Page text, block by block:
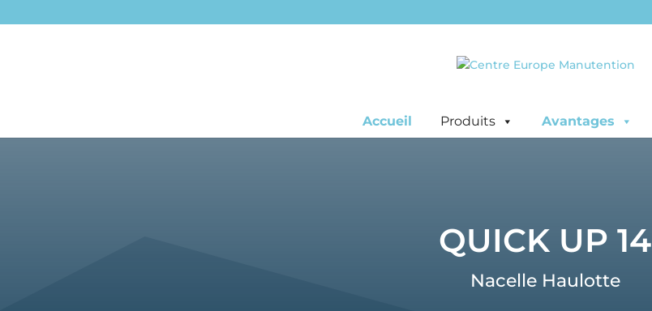
Accueil Produits Avantages
QUICK UP 14
Nacelle Haulotte